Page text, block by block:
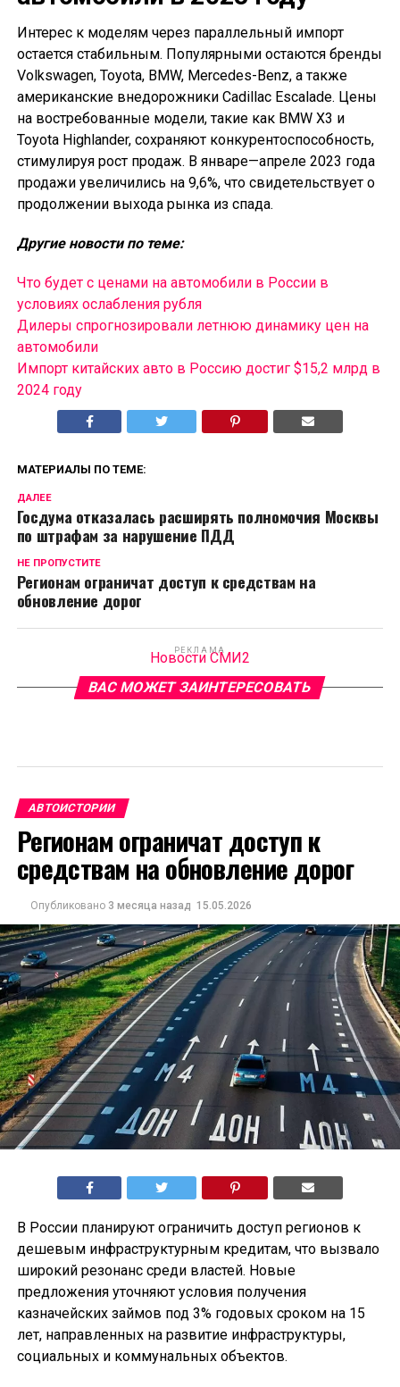
Интерес к моделям через параллельный импорт
остается стабильным. Популярными остаются бренды
Volkswagen, Toyota, BMW, Mercedes-Benz, а также
американские внедорожники Cadillac Escalade. Цены
на востребованные модели, такие как BMW X3 и
Toyota Highlander, сохраняют конкурентоспособность,
стимулируя рост продаж. В январе—апреле 2023 года
продажи увеличились на 9,6%, что свидетельствует о
продолжении выхода рынка из спада.
Другие новости по теме:
Что будет с ценами на автомобили в России в
условиях ослабления рубля
Дилеры спрогнозировали летнюю динамику цен на
автомобили
Импорт китайских авто в Россию достиг $15,2 млрд в
2024 году
МАТЕРИАЛЫ ПО ТЕМЕ:
ДАЛЕЕ
Госдума отказалась расширять полномочия Москвы
по штрафам за нарушение ПДД
НЕ ПРОПУСТИТЕ
Регионам ограничат доступ к средствам на
обновление дорог
РЕКЛАМА
Новости СМИ2
ВАС МОЖЕТ ЗАИНТЕРЕСОВАТЬ
АВТОИСТОРИИ
Регионам ограничат доступ к
средствам на обновление дорог
Опубликовано 3 месяца назад 15.05.2026
В России планируют ограничить доступ регионов к
дешевым инфраструктурным кредитам, что вызвало
широкий резонанс среди властей. Новые
предложения уточняют условия получения
казначейских займов под 3% годовых сроком на 15
лет, направленных на развитие инфраструктуры,
социальных и коммунальных объектов.